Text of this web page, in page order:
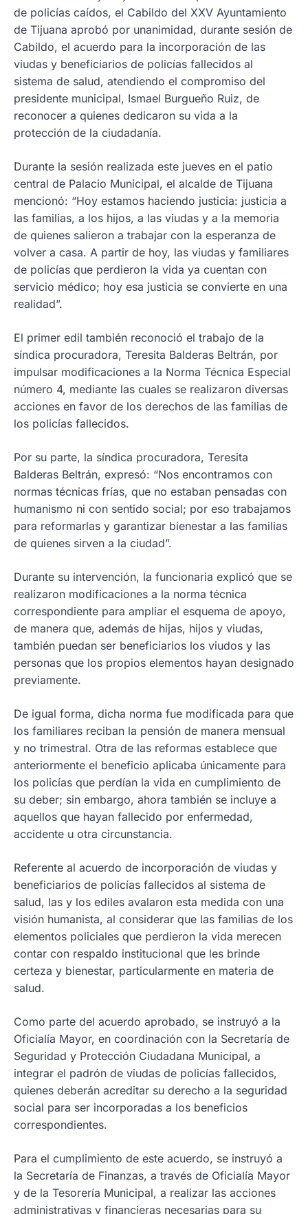
de policías caídos, el Cabildo del XXV Ayuntamiento
de Tijuana aprobó por unanimidad, durante sesión de
Cabildo, el acuerdo para la incorporación de las
viudas y beneficiarios de policías fallecidos al
sistema de salud, atendiendo el compromiso del
presidente municipal, Ismael Burgueño Ruiz, de
reconocer a quienes dedicaron su vida a la
protección de la ciudadanía.
Durante la sesión realizada este jueves en el patio
central de Palacio Municipal, el alcalde de Tijuana
mencionó: “Hoy estamos haciendo justicia: justicia a
las familias, a los hijos, a las viudas y a la memoria
de quienes salieron a trabajar con la esperanza de
volver a casa. A partir de hoy, las viudas y familiares
de policías que perdieron la vida ya cuentan con
servicio médico; hoy esa justicia se convierte en una
realidad”.
El primer edil también reconoció el trabajo de la
síndica procuradora, Teresita Balderas Beltrán, por
impulsar modificaciones a la Norma Técnica Especial
número 4, mediante las cuales se realizaron diversas
acciones en favor de los derechos de las familias de
los policías fallecidos.
Por su parte, la síndica procuradora, Teresita
Balderas Beltrán, expresó: “Nos encontramos con
normas técnicas frías, que no estaban pensadas con
humanismo ni con sentido social; por eso trabajamos
para reformarlas y garantizar bienestar a las familias
de quienes sirven a la ciudad”.
Durante su intervención, la funcionaria explicó que se
realizaron modificaciones a la norma técnica
correspondiente para ampliar el esquema de apoyo,
de manera que, además de hijas, hijos y viudas,
también puedan ser beneficiarios los viudos y las
personas que los propios elementos hayan designado
previamente.
De igual forma, dicha norma fue modificada para que
los familiares reciban la pensión de manera mensual
y no trimestral. Otra de las reformas establece que
anteriormente el beneficio aplicaba únicamente para
los policías que perdían la vida en cumplimiento de
su deber; sin embargo, ahora también se incluye a
aquellos que hayan fallecido por enfermedad,
accidente u otra circunstancia.
Referente al acuerdo de incorporación de viudas y
beneficiarios de policías fallecidos al sistema de
salud, las y los ediles avalaron esta medida con una
visión humanista, al considerar que las familias de los
elementos policiales que perdieron la vida merecen
contar con respaldo institucional que les brinde
certeza y bienestar, particularmente en materia de
salud.
Como parte del acuerdo aprobado, se instruyó a la
Oficialía Mayor, en coordinación con la Secretaría de
Seguridad y Protección Ciudadana Municipal, a
integrar el padrón de viudas de policías fallecidos,
quienes deberán acreditar su derecho a la seguridad
social para ser incorporadas a los beneficios
correspondientes.
Para el cumplimiento de este acuerdo, se instruyó a
la Secretaría de Finanzas, a través de Oficialía Mayor
y de la Tesorería Municipal, a realizar las acciones
administrativas y financieras necesarias para su